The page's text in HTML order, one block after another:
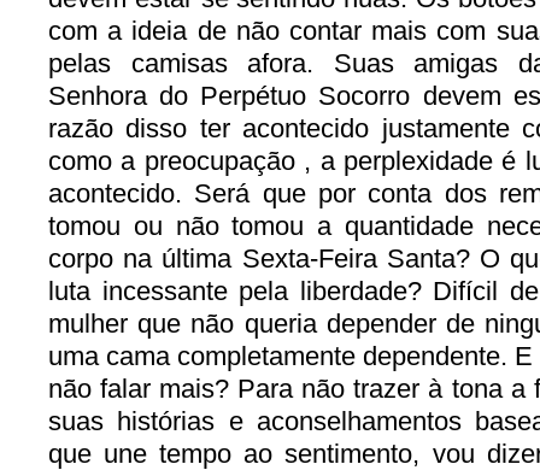
com a ideia de não contar mais com
pelas camisas afora. Suas amigas
Senhora do Perpétuo Socorro devem
razão disso ter acontecido justamente
como a preocupação , a perplexidade é
acontecido. Será que por conta dos
tomou ou não tomou a quantidade
corpo na última Sexta-Feira Santa? O
luta incessante pela liberdade? Difícil
mulher que não queria depender de
uma cama completamente dependente.
não falar mais? Para não trazer à tona a
suas histórias e aconselhamentos
que une tempo ao sentimento, vou